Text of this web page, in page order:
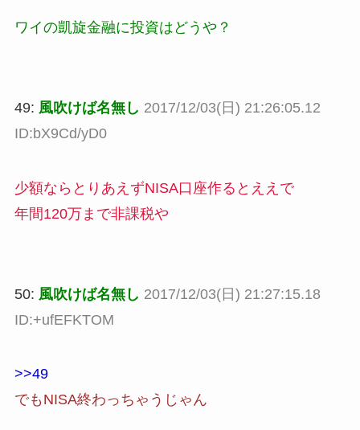
ワイの凱旋金融に投資はどうや？
49: 風吹けば名無し 2017/12/03(日) 21:26:05.12
ID:bX9Cd/yD0
少額ならとりあえずNISA口座作るとええで
年間120万まで非課税や
50: 風吹けば名無し 2017/12/03(日) 21:27:15.18
ID:+ufEFKTOM
>>49
でもNISA終わっちゃうじゃん